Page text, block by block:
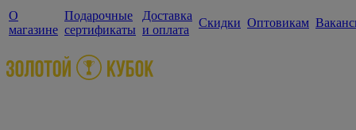
О
магазине
Подарочные
сертификаты
Доставка
и оплата
Скидки Оптовикам